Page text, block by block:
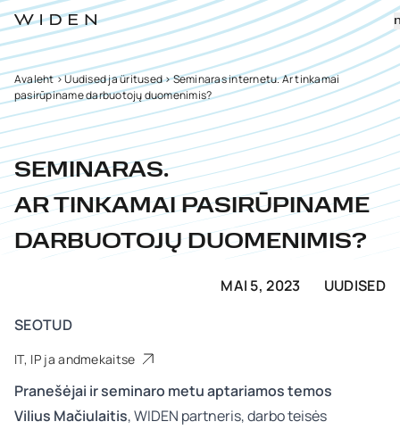
Avaleht>Uudised ja üritused>Seminaras internetu. Ar tinkamai
pasirūpiname darbuotojų duomenimis?
SEMINARAS.
AR TINKAMAI PASIRŪPINAME
DARBUOTOJŲ DUOMENIMIS?
MAI 5, 2023
UUDISED
SEOTUD
IT, IP ja andmekaitse
Pranešėjai ir seminaro metu aptariamos temos
Vilius Mačiulaitis, WIDEN partneris, darbo teisės